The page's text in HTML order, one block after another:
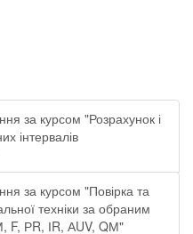
за курсом "Розрахунок і
інтервалів
за курсом "Повірка та
техніки за обраним
F, РR, ІR, АUV, QМ"